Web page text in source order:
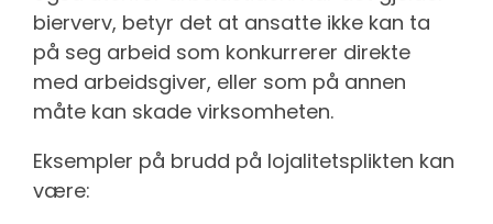
bierverv, betyr det at ansatte ikke kan ta
på seg arbeid som konkurrerer direkte
med arbeidsgiver, eller som på annen
måte kan skade virksomheten.
Eksempler på brudd på lojalitetsplikten kan
være: